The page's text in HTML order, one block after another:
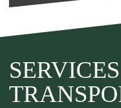
SERVICES